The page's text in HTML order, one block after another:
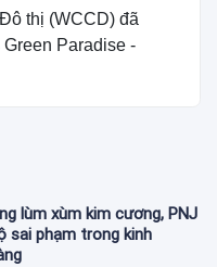
thị (WCCD) đã
Paradise -
lùm xùm kim cương, PNJ
sai phạm trong kinh